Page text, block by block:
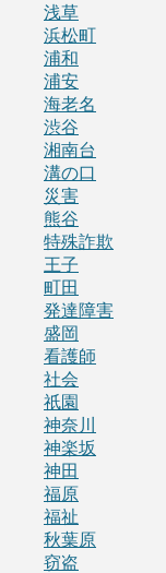
浅草
浜松町
浦和
浦安
海老名
渋谷
湘南台
溝の口
災害
熊谷
特殊詐欺
王子
町田
発達障害
盛岡
看護師
社会
祇園
神奈川
神楽坂
神田
福原
福祉
秋葉原
窃盗